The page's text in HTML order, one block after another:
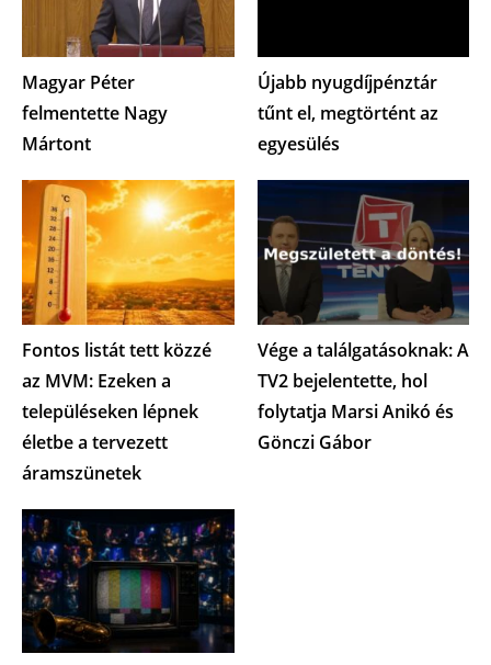
Magyar Péter
felmentette Nagy
Mártont
Újabb nyugdíjpénztár
tűnt el, megtörtént az
egyesülés
Fontos listát tett közzé
az MVM: Ezeken a
településeken lépnek
életbe a tervezett
áramszünetek
Vége a találgatásoknak: A
TV2 bejelentette, hol
folytatja Marsi Anikó és
Gönczi Gábor